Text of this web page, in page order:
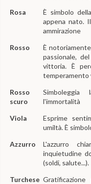
Rosa
È simbolo
appena nato.
ammirazione
Rosso
È
passionale,
vittoria. È
temperamento
Rosso
scuro
l'immortalità
Viola
Esprime
umiltà. È
Azzurro
L'azzurro
inquietudine
(soldi, salute...).
Turchese